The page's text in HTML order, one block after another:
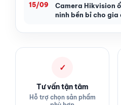
15/09
Camera Hikvision
ninh bền bỉ cho
✓
Tư vấn tận tâm
Hỗ trợ chọn sản phẩm